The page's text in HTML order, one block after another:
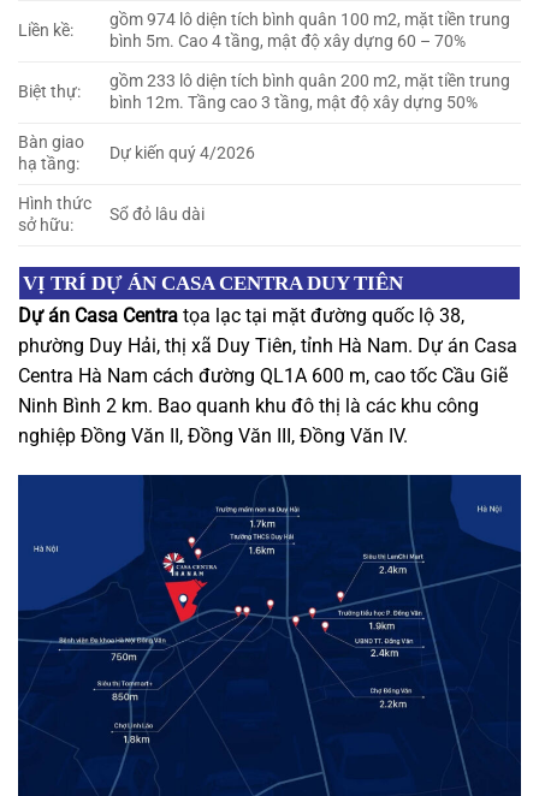
Liền kề:
gồm 974 lô diện tích bình quân 100 m2, mặt tiền trung
bình 5m. Cao 4 tầng, mật độ xây dựng 60 – 70%
Biệt thự:
gồm 233 lô diện tích bình quân 200 m2, mặt tiền trung
bình 12m. Tầng cao 3 tầng, mật độ xây dựng 50%
Bàn giao
hạ tầng:
Dự kiến quý 4/2026
Hình thức
sở hữu:
Sổ đỏ lâu dài
VỊ TRÍ DỰ ÁN CASA CENTRA DUY TIÊN
Dự án Casa Centra tọa lạc tại mặt đường quốc lộ 38,
phường Duy Hải, thị xã Duy Tiên, tỉnh Hà Nam. Dự án Casa
Centra Hà Nam cách đường QL1A 600 m, cao tốc Cầu Giẽ
Ninh Bình 2 km. Bao quanh khu đô thị là các khu công
nghiệp Đồng Văn II, Đồng Văn III, Đồng Văn IV.